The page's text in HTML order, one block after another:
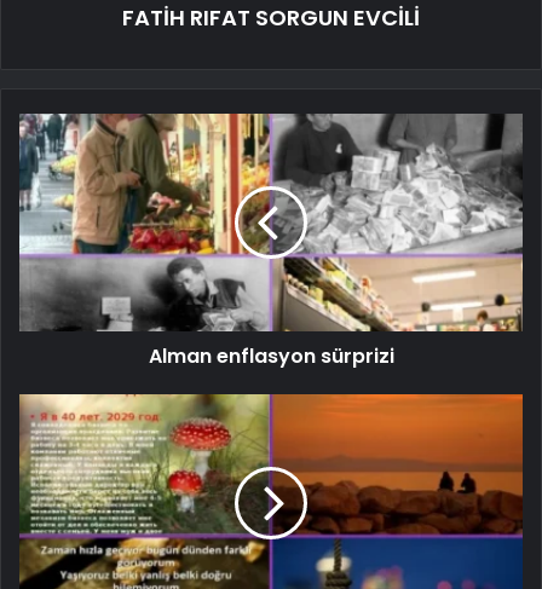
FATİH RIFAT SORGUN EVCİLİ
Alman enflasyon sürprizi